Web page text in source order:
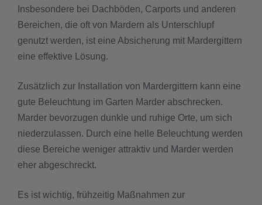
Insbesondere bei Dachböden, Carports und anderen
Bereichen, die oft von Mardern als Unterschlupf
genutzt werden, ist eine Absicherung mit Mardergittern
eine effektive Lösung.
Zusätzlich zur Installation von Mardergittern kann eine
gute Beleuchtung im Garten Marder abschrecken.
Marder bevorzugen dunkle und ruhige Orte, um sich
niederzulassen. Durch eine helle Beleuchtung werden
diese Bereiche weniger attraktiv und Marder werden
eher abgeschreckt.
Es ist wichtig, frühzeitig Maßnahmen zur